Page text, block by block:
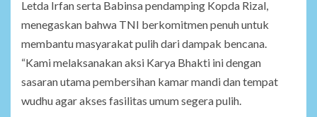
Letda Irfan serta Babinsa pendamping Kopda Rizal,
menegaskan bahwa TNI berkomitmen penuh untuk
membantu masyarakat pulih dari dampak bencana.
“Kami melaksanakan aksi Karya Bhakti ini dengan
sasaran utama pembersihan kamar mandi dan tempat
wudhu agar akses fasilitas umum segera pulih.